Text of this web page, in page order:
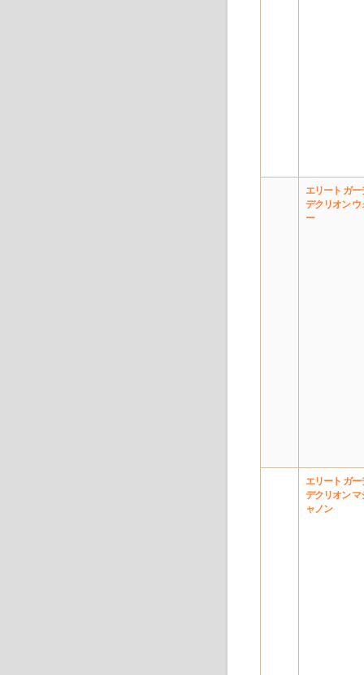
エリート ガー
デクリオン ウ
ー
エリート ガー
デクリオン マ
ャノン